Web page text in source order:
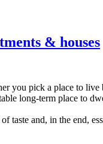
& houses
you pick a place to
long-term place to
taste and, in the end,